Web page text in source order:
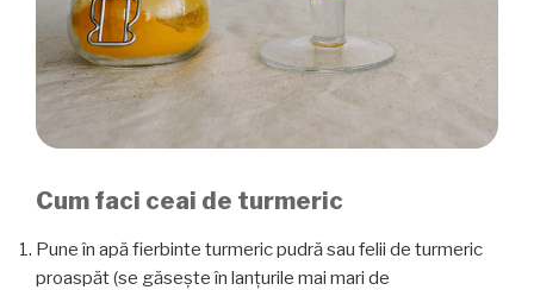
Cum faci ceai de turmeric
Pune în apă fierbinte turmeric pudră sau felii de turmeric
proaspăt (se găsește în lanțurile mai mari de